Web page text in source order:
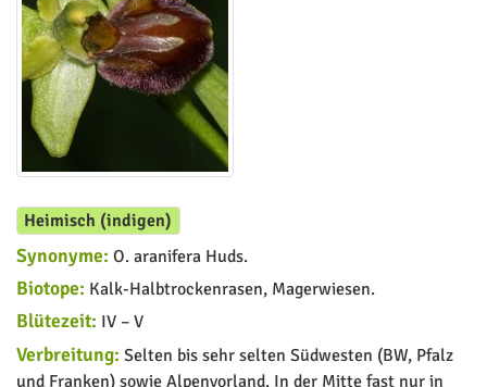
Heimisch (indigen)
Synonyme: O. aranifera Huds.
Biotope: Kalk-Halbtrockenrasen, Magerwiesen.
Blütezeit: IV – V
Verbreitung: Selten bis sehr selten Südwesten (BW, Pfalz
und Franken) sowie Alpenvorland. In der Mitte fast nur in